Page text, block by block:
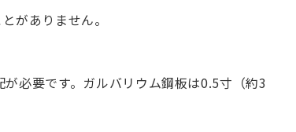
がありません。
必要です。ガルバリウム鋼板は0.5寸（約3